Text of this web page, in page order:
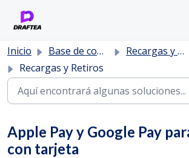
Inicio Base de conocimientos
Recargas y Retiros
Recargas y Retiros
Apple Pay y Google Pay
con tarjeta